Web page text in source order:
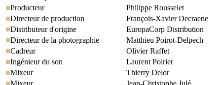
Producteur
Philippe Rousselet
Directeur de production
François-Xavier Decraene
Distributeur d'origine
EuropaCorp Distribution
Directeur de la photographie
Matthieu Poirot-Delpech
Cadreur
Olivier Raffet
Ingénieur du son
Laurent Poirier
Mixeur
Thierry Delor
Mixeur
Jean-Christophe Julé